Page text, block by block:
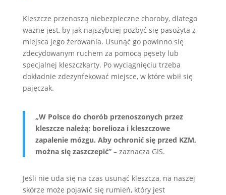
Kleszcze przenoszą niebezpieczne choroby, dlatego
ważne jest, by jak najszybciej pozbyć się pasożyta z
miejsca jego żerowania. Usunąć go powinno się
zdecydowanym ruchem za pomocą pęsety lub
specjalnej kleszczkarty. Po wyciągnięciu trzeba
dokładnie zdezynfekować miejsce, w które wbił się
pajęczak.
„W Polsce do chorób przenoszonych przez
kleszcze należą: borelioza i kleszczowe
zapalenie mózgu. Aby ochronić się przed KZM,
można się zaszczepić”– zaznacza GIS.
Jeśli nie uda się na czas usunąć kleszcza, na naszej
skórze może pojawić się rumień, który jest